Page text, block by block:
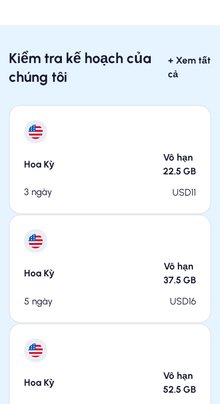
Kiểm tra kế hoạch của
chúng tôi
+ Xem tất
cả
Hoa Kỳ
Vô hạn
22.5 GB
3 ngày
USD11
Hoa Kỳ
Vô hạn
37.5 GB
5 ngày
USD16
Hoa Kỳ
Vô hạn
52.5 GB